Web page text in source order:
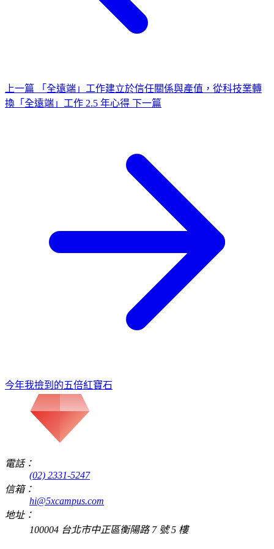
上一篇
「全遠端」工作建立於信任關係與產值，從科技業轉
換「全遠端」工作 2.5 年心得 下一篇
今年我撿到的五倍紅寶石
電話：
(02) 2331-5247
信箱：
hi@5xcampus.com
地址：
100004 台北市中正區衡陽路 7 號 5 樓